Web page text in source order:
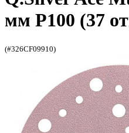
мм P100 (37
(#326CF09910)